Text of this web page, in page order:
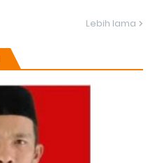
Lebih lama